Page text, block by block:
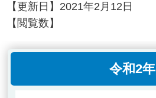
【更新日】 2021年2月12日
【閲覧数】
令和2年